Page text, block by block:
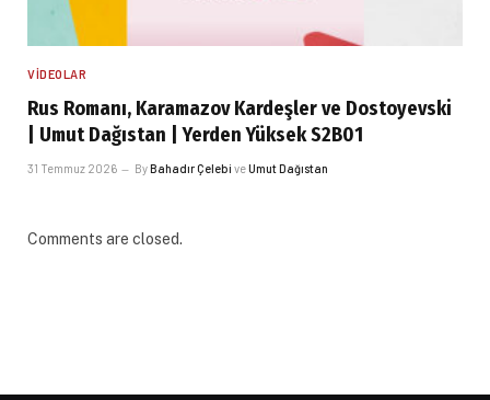
VIDEOLAR
Rus Romanı, Karamazov Kardeşler ve Dostoyevski
| Umut Dağıstan | Yerden Yüksek S2B01
31 Temmuz 2026 ByBahadır Çelebi veUmut Dağıstan
Comments are closed.